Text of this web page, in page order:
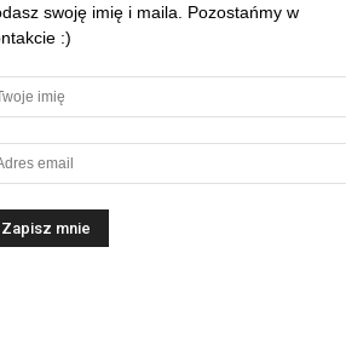
swoję imię i maila. Pozostańmy w
:)